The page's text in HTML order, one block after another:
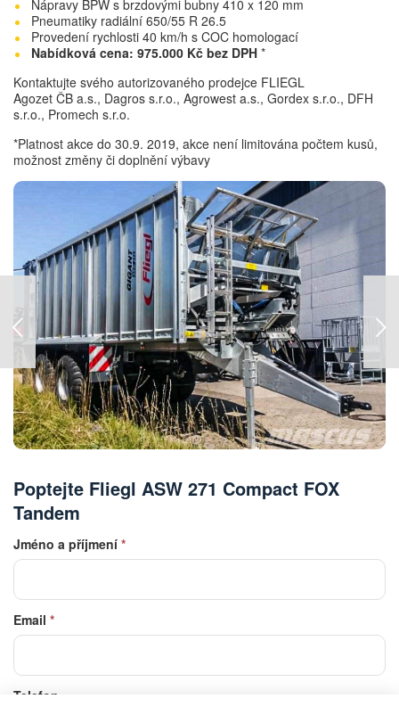
Nápravy BPW s brzdovými bubny 410 x 120 mm
Pneumatiky radiální 650/55 R 26.5
Provedení rychlosti 40 km/h s COC homologací
Nabídková cena: 975.000 Kč bez DPH *
Kontaktujte svého autorizovaného prodejce FLIEGL
Agozet ČB a.s., Dagros s.r.o., Agrowest a.s., Gordex s.r.o., DFH
s.r.o., Promech s.r.o.
*Platnost akce do 30.9. 2019, akce není limitována počtem kusů,
možnost změny či doplnění výbavy
Poptejte Fliegl ASW 271 Compact FOX
Tandem
Jméno a příjmení *
Email *
Telefon